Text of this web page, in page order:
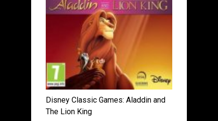
Disney Classic Games: Aladdin and
The Lion King